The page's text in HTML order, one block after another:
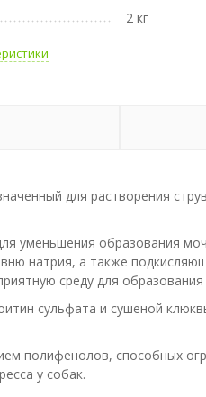
2 кг
для растворения
уменьшения образования
натрия, а также
среду для
сульфата и сушеной
полифенолов, способных
у собак.